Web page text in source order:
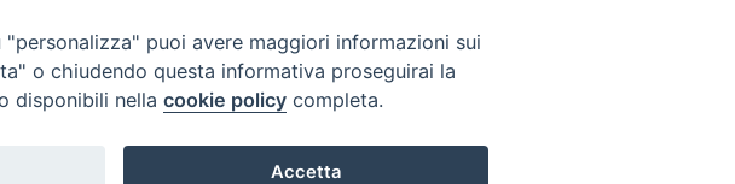
Via Cammarata, 21 – Piazza Armerina
Autorizzazione Tribunale di Enna n. 113 del 24/2/2007
puoi avere maggiori informazioni sui
o chiudendo questa informativa proseguirai la
disponibili nella cookie policy completa.
Accetta